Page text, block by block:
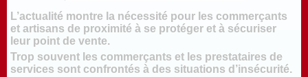
L’actualité montre la nécessité pour les commerçants
et artisans de proximité à se protéger et à sécuriser
leur point de vente.
Trop souvent les commerçants et les prestataires de
services sont confrontés à des situations d’insécurité.